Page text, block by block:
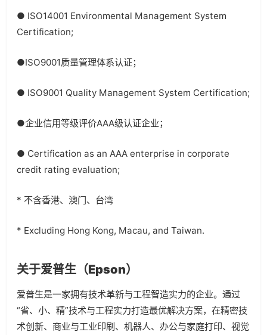
● ISO14001 Environmental Management System
Certification;
●ISO9001质量管理体系认证；
● ISO9001 Quality Management System Certification;
●企业信用等级评价AAA级认证企业；
● Certification as an AAA enterprise in corporate
credit rating evaluation;
* 不含香港、澳门、台湾
* Excluding Hong Kong, Macau, and Taiwan.
关于爱普生（Epson）
爱普生是一家拥有技术革新与工程智造实力的企业。通过
“省、小、精”技术与工程实力打造最优解决方案，在精密技
术创新、商业与工业印刷、机器人、办公与家庭打印、视觉